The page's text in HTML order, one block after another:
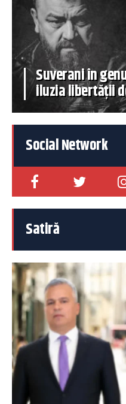
Suverani în
iluzia libertății
Social Network
Satiră